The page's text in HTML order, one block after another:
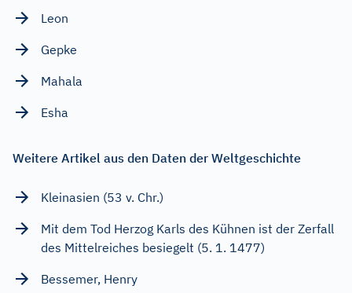
Leon
Gepke
Mahala
Esha
Weitere Artikel aus den Daten der Weltgeschichte
Kleinasien (53 v. Chr.)
Mit dem Tod Herzog Karls des Kühnen ist der Zerfall
des Mittelreiches besiegelt (5. 1. 1477)
Bessemer, Henry